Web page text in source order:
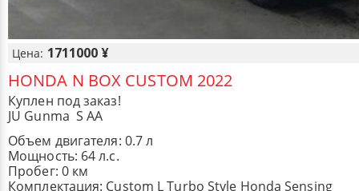
Цена: 1711000 ¥
HONDA N BOX CUSTOM 2022
Куплен под заказ!
JU Gunma S AA
Объем двигателя: 0.7 л
Мощность: 64 л.с.
Пробег: 0 км
Комплектация: Custom L Turbo Style Honda Sensing